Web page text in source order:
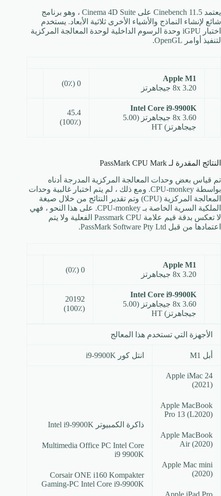
يعتمد Cinebench 11.5 على Cinema 4D Suite ، وهو برنامج
شائع لإنشاء النماذج والأشياء الأخرى ثلاثية الأبعاد. يستخدم
اختبار iGPU وحدة الرسوم الداخلية لوحدة المعالجة المركزية
لتنفيذ أوامر OpenGL.
Apple M1
8x 3.20 جيجاهرتز
0 (0٪)
Intel Core i9-9900K
8x 3.60 جيجاهرتز (5.00
جيجاهرتز) HT
45.4
(100٪)
النتائج المقدرة لـ PassMark CPU Mark
تم قياس بعض وحدات المعالجة المركزية المدرجة أدناه
بواسطة CPU-monkey. ومع ذلك ، لم يتم اختبار غالبية وحدات
المعالجة المركزية (CPU) وتم تقدير النتائج من خلال صيغة
الملكية السرية الخاصة بـ CPU-monkey. على هذا النحو ، فهي
لا تعكس بدقة قيم علامة Passmark CPU الفعلية ولا يتم
اعتمادها من قبل PassMark Software Pty Ltd.
Apple M1
8x 3.20 جيجاهرتز
0 (0٪)
Intel Core i9-9900K
8x 3.60 جيجاهرتز (5.00
جيجاهرتز) HT
20192
(100٪)
الأجهزة التي تستخدم هذا المعالج
أبل M1 انتل كور i9-9900K
Apple iMac 24
(2021)
Apple MacBook
Pro 13 (L2020)
Apple MacBook
Air (2020)
Apple Mac mini
(2020)
Apple iPad Pro
ذاكرة الكمبيوتر Intel i9-9900K
Multimedia Office PC Intel Core
i9 9900K
Corsair ONE i160 Kompakter
Gaming-PC Intel Core i9-9900K